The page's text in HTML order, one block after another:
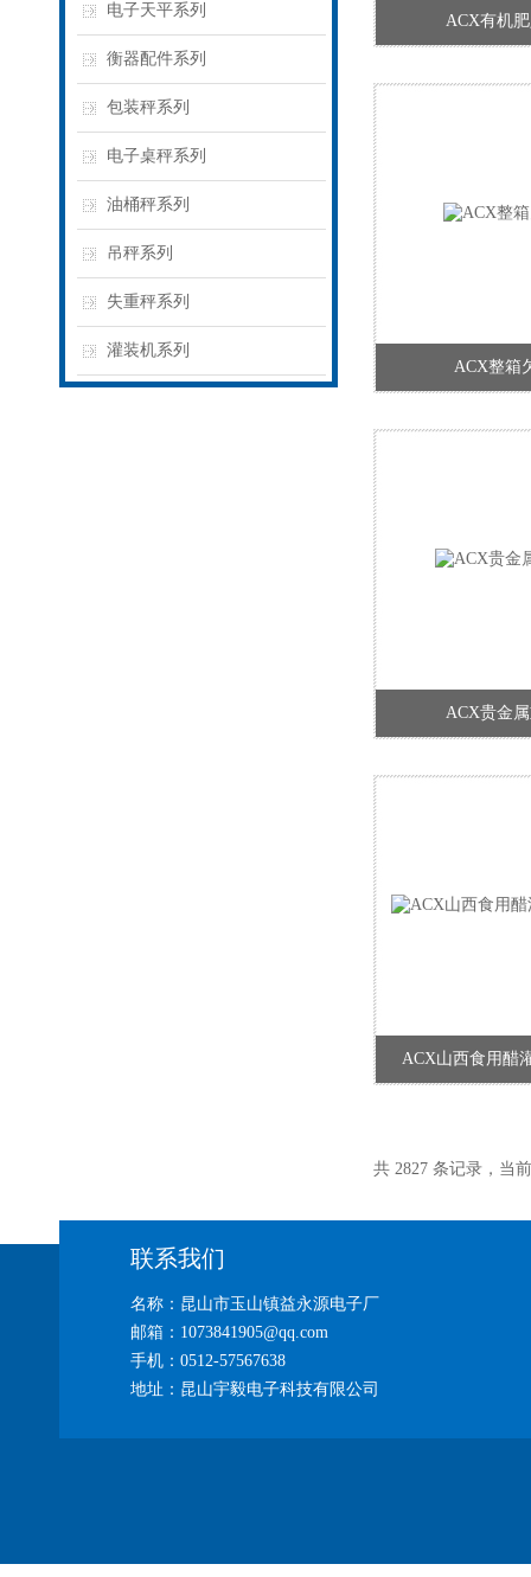
电子天平系列
衡器配件系列
包装秤系列
电子桌秤系列
油桶秤系列
吊秤系列
失重秤系列
灌装机系列
ACX有机
ACX整箱
ACX贵金
ACX山西食用醋
共 2827 条记录，当
联系我们
名称：昆山市玉山镇益永源电子厂
邮箱：1073841905@qq.com
手机：0512-57567638
地址：昆山宇毅电子科技有限公司